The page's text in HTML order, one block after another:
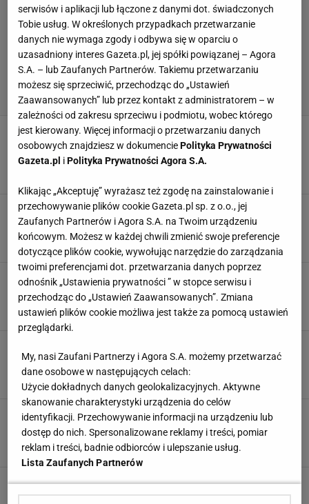
Kompromitująca walka byłego polskiego
pretendenta do tytułu MŚ. Borek grzmi:
Tragedia
Jackiewicz ostro o zachowaniu Włodarczyka.
"Tylko w jednym punkcie jest idiotą"
bokser.org,25 STYCZNIA 2021, 16:08
Pretendent do tytułu mistrza świata wyzwał
"Don Kasjo"! Chce go zniszczyć na Fame MMA
KowS,3 GRUDNIA 2020, 12:53
sensacyjnej wygranej! Niemcy zdecydowali
bokser.org,7 WRZEŚNIA 2020, 20:16
Polski pięściarz oszukany po sensacyjnej
wygranej. "Niczym się nie różnią od Hitlera"
bokser.org,5 WRZEŚNIA 2020, 13:37
Skandal! Polak wygrał sensacyjnie z
niemieckim bokserem, więc walka zostanie
serwisów i aplikacji lub łączone z danymi dot. świadczonych
Tobie usług. W określonych przypadkach przetwarzanie
danych nie wymaga zgody i odbywa się w oparciu o
uzasadniony interes Gazeta.pl, jej spółki powiązanej – Agora
S.A. – lub Zaufanych Partnerów. Takiemu przetwarzaniu
możesz się sprzeciwić, przechodząc do „Ustawień
Zaawansowanych” lub przez kontakt z administratorem – w
zależności od zakresu sprzeciwu i podmiotu, wobec którego
jest kierowany. Więcej informacji o przetwarzaniu danych
osobowych znajdziesz w dokumenciePolityka Prywatności
Gazeta.pl iPolityka Prywatności Agora S.A.
Klikając „Akceptuję” wyrażasz też zgodę na zainstalowanie i
przechowywanie plików cookie Gazeta.pl sp. z o.o., jej
Zaufanych Partnerów i Agora S.A. na Twoim urządzeniu
końcowym. Możesz w każdej chwili zmienić swoje preferencje
dotyczące plików cookie, wywołując narzędzie do zarządzania
twoimi preferencjami dot. przetwarzania danych poprzez
odnośnik „Ustawienia prywatności ” w stopce serwisu i
przechodząc do „Ustawień Zaawansowanych”. Zmiana
ustawień plików cookie możliwa jest także za pomocą ustawień
przeglądarki.
My, nasi Zaufani Partnerzy i Agora S.A. możemy przetwarzać
dane osobowe w następujących celach:
Użycie dokładnych danych geolokalizacyjnych. Aktywne
skanowanie charakterystyki urządzenia do celów
identyfikacji. Przechowywanie informacji na urządzeniu lub
dostęp do nich. Spersonalizowane reklamy i treści, pomiar
reklam i treści, badnie odbiorców i ulepszanie usług.
Lista Zaufanych Partnerów